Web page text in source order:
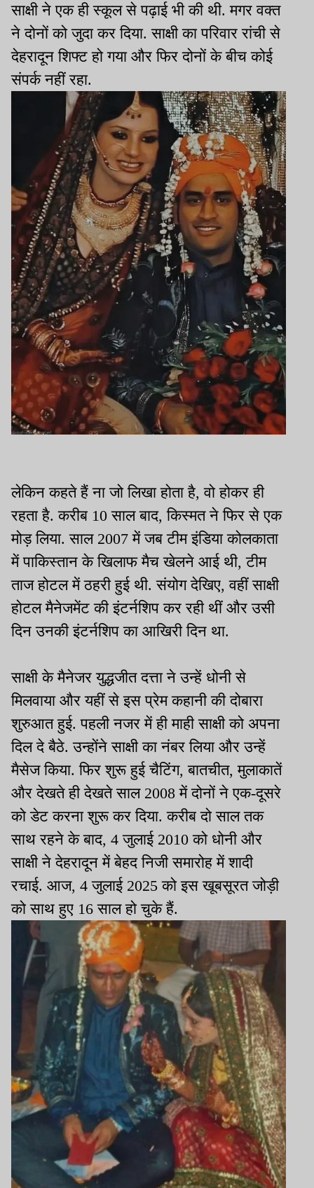
साक्षी ने एक ही स्कूल से पढ़ाई भी की थी. मगर वक्त
ने दोनों को जुदा कर दिया. साक्षी का परिवार रांची से
देहरादून शिफ्ट हो गया और फिर दोनों के बीच कोई
संपर्क नहीं रहा.
लेकिन कहते हैं ना जो लिखा होता है, वो होकर ही
रहता है. करीब 10 साल बाद, किस्मत ने फिर से एक
मोड़ लिया. साल 2007 में जब टीम इंडिया कोलकाता
में पाकिस्तान के खिलाफ मैच खेलने आई थी, टीम
ताज होटल में ठहरी हुई थी. संयोग देखिए, वहीं साक्षी
होटल मैनेजमेंट की इंटर्नशिप कर रही थीं और उसी
दिन उनकी इंटर्नशिप का आखिरी दिन था.
साक्षी के मैनेजर युद्धजीत दत्ता ने उन्हें धोनी से
मिलवाया और यहीं से इस प्रेम कहानी की दोबारा
शुरुआत हुई. पहली नजर में ही माही साक्षी को अपना
दिल दे बैठे. उन्होंने साक्षी का नंबर लिया और उन्हें
मैसेज किया. फिर शुरू हुई चैटिंग, बातचीत, मुलाकातें
और देखते ही देखते साल 2008 में दोनों ने एक-दूसरे
को डेट करना शुरू कर दिया. करीब दो साल तक
साथ रहने के बाद, 4 जुलाई 2010 को धोनी और
साक्षी ने देहरादून में बेहद निजी समारोह में शादी
रचाई. आज, 4 जुलाई 2025 को इस खूबसूरत जोड़ी
को साथ हुए 16 साल हो चुके हैं.